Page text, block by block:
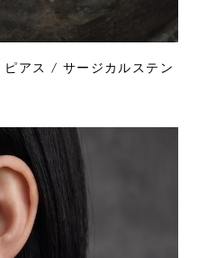
アス / サージカルステン